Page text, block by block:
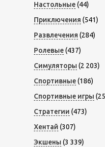
Настольные(44)
Приключения (541)
Развлечения (284)
Ролевые(437)
Симуляторы (2 203)
Спортивные(186)
Спортивные игры
Стратегии (473)
Хентай (307)
Экшены (3 339)